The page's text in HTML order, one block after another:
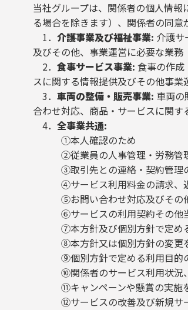
当社グループは、関係者の個人情
る場合を除きます）、関係者の同
1． 介護事業及び福祉事業: 介護サ
及びその他、事業運営に必要な業務
2． 食事サービス事業: 食事の作成
スに関する情報提供及びその他事業
3． 車両の整備・販売事業: 車両の
合わせ対応、商品・サービスに関
4． 全事業共通:
①本人確認のため
②従業員の人事管理・労務管理
③取引先との連絡・契約管理
④サービス利用料金の請求、返
⑤お問い合わせ対応及びその他
⑥サービスの利用契約その他当
⑦本方針及び個別方針で定める
⑧本方針又は個別方針の変更を
⑨個別方針で定める利用目的
⑩関係者のサービス利用状況、
⑪キャンペーンや懸賞の実施
⑫サービスの改善及び新規サー